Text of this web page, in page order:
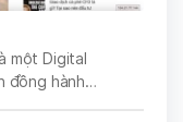
một Digital
đồng hành…